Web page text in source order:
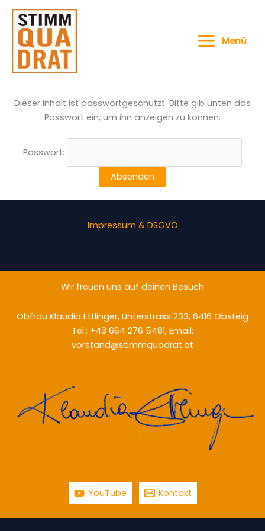
Zum
Inhalt
springen
Menü
Dieser Inhalt ist passwortgeschützt. Bitte gib unten das
Passwort ein, um ihn anzeigen zu können.
Passwort:
Impressum & DSGVO
Wir freuen uns auf deinen Besuch
Obfrau Klaudia Ettlinger, Unterstrass 233, 6416 Obsteig
Tel.: +43 664 276 5481, Email:
vorstand@stimmquadrat.at
YouTube Kontakt